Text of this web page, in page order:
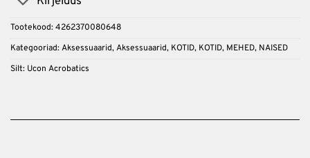
Tootekood:4262370080648
Kategooriad:Aksessuaarid,Aksessuaarid, KOTID, KOTID, MEHED, NAISED
Silt: Ucon Acrobatics